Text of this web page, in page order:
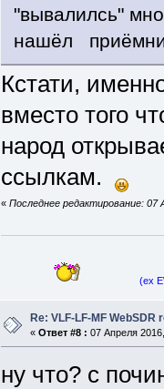
"вывалилсь"
нашёл
Кстати,
вместо того
народ
ссылкам.
« Последнее редактирование: 07
(ex
Re: VLF-LF-MF
« Ответ #8 : 07 Апреля
ну что? с